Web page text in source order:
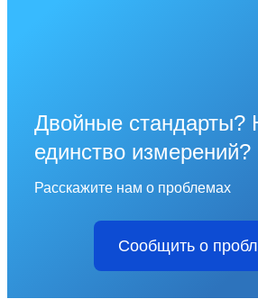
Двойные стандарты?
единство измерений?
Расскажите нам о проблемах
Сообщить о